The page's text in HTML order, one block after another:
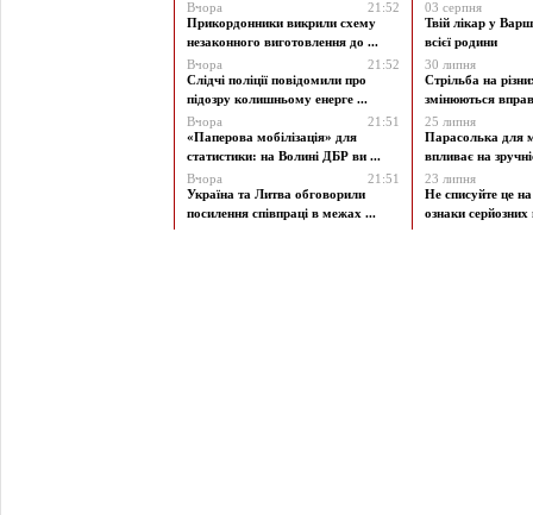
Вчора
21:52
Прикордонники викрили схему
незаконного виготовлення до ...
Вчора
21:52
Слідчі поліції повідомили про
підозру колишньому енерге ...
Вчора
21:51
«Паперова мобілізація» для
статистики: на Волині ДБР ви ...
Вчора
21:51
Україна та Литва обговорили
посилення співпраці в межах ...
03 серпня
Твій лікар у
всієї родини
30 липня
Стрільба на
змінюються
25 липня
Парасолька для
впливає на
23 липня
Не списуйте це
ознаки